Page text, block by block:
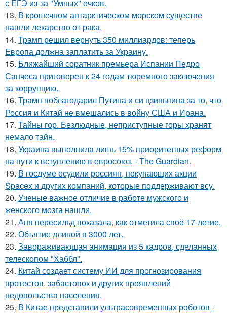
с ЕГЭ из-за "Умных" очков.
13. В крошечном антарктическом морском существе
нашли лекарство от рака.
14. Трамп решил вернуть 350 миллиардов: теперь
Европа должна заплатить за Украину.
15. Ближайший соратник премьера Испании Педро
Санчеса приговорен к 24 годам тюремного заключения
за коррупцию.
16. Трамп поблагодарил Путина и си цзиньпина за то, что
Россия и Китай не вмешались в войну США и Ирана.
17. Тайны гор. Безлюдные, неприступные горы хранят
немало тайн.
18. Украина выполнила лишь 15% приоритетных реформ
на пути к вступлению в евросоюз, - The Guardian.
19. В госдуме осудили россиян, покупающих акции
Spacex и других компаний, которые поддерживают всу.
20. Ученые важное отличие в работе мужского и
женского мозга нашли.
21. Аня пересильд показала, как отметила своё 17-летие.
22. Объятие длиной в 3000 лет.
23. Завораживающая анимация из 5 кадров, сделанных
телескопом "Хаббл".
24. Китай создает систему ИИ для прогнозирования
протестов, забастовок и других проявлений
недовольства населения.
25. В Китае представили ультрасовременных роботов -